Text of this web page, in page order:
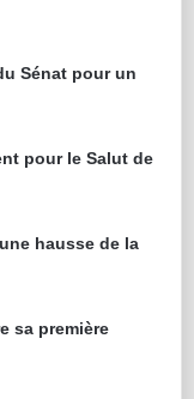
Sénat pour un
pour le Salut de
hausse de la
sa première